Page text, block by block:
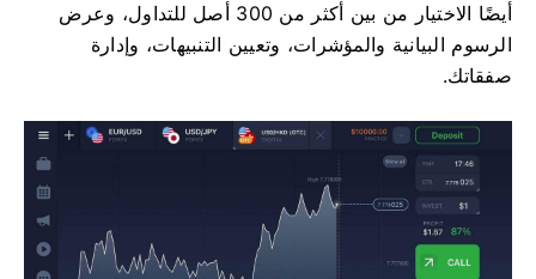
أيضًا الاختيار من بين أكثر من 300 أصل للتداول، وعرض
الرسوم البيانية والمؤشرات، وتعيين التنبيهات، وإدارة
صفقاتك.